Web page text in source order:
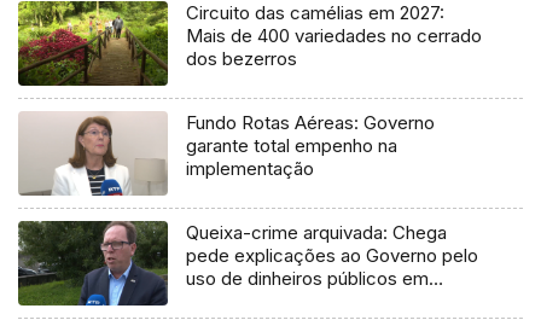
Circuito das camélias em 2027:
Mais de 400 variedades no cerrado
dos bezerros
Fundo Rotas Aéreas: Governo
garante total empenho na
implementação
Queixa-crime arquivada: Chega
pede explicações ao Governo pelo
uso de dinheiros públicos em